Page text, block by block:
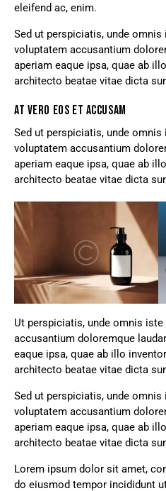
eleifend ac, enim.
Sed ut perspiciatis, unde
voluptatem accusantium
aperiam eaque ipsa, quae ab
architecto beatae vitae dicta
AT VERO EOS ET ACCUSAM
Sed ut perspiciatis, unde
voluptatem accusantium
aperiam eaque ipsa, quae ab
architecto beatae vitae dicta
Ut perspiciatis, unde omnis
accusantium doloremque
eaque ipsa, quae ab illo
architecto beatae vitae dicta
Sed ut perspiciatis, unde
voluptatem accusantium
aperiam eaque ipsa, quae ab
architecto beatae vitae dicta
Lorem ipsum dolor sit amet,
do eiusmod tempor incididunt